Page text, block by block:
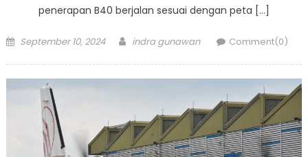
penerapan B40 berjalan sesuai dengan peta […]
Posted
September 10, 2024 Author
indra gunawan Comment(0)